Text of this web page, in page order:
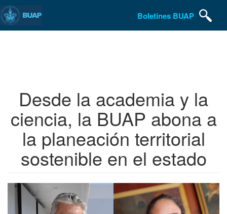
Boletines BUAP
Desde la academia y la
ciencia, la BUAP abona a
la planeación territorial
sostenible en el estado